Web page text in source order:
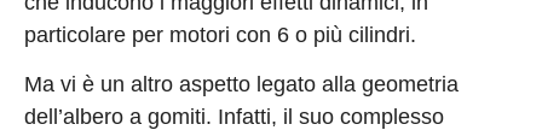
particolare per motori con 6 o più cilindri.
Ma vi è un altro aspetto legato alla geometria
dell’albero a gomiti. Infatti, il suo complesso